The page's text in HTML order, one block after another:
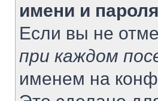
имени и
Если вы не
при каждом
именем на